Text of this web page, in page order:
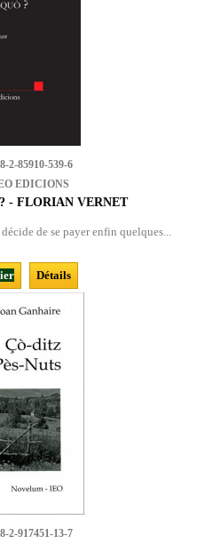
2-85910-539-6
EDICIONS
- FLORIAN VERNET
de se payer enfin quelques...
Détails
2-917451-13-7